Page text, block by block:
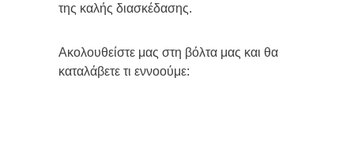
της καλής διασκέδασης.
Ακολουθείστε μας στη βόλτα μας και θα
καταλάβετε τι εννοούμε: